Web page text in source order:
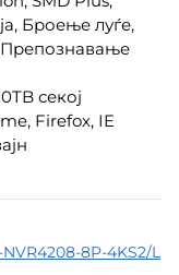
Броење луѓе,
секој
Firefox, IE
8P-4KS2/L